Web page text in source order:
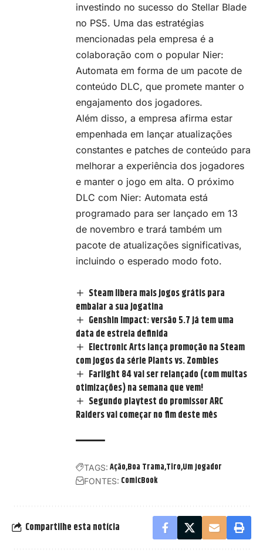
investindo no sucesso do Stellar Blade
no PS5. Uma das estratégias
mencionadas pela empresa é a
colaboração com o popular Nier:
Automata em forma de um pacote de
conteúdo DLC, que promete manter o
engajamento dos jogadores.
Além disso, a empresa afirma estar
empenhada em lançar atualizações
constantes e patches de conteúdo para
melhorar a experiência dos jogadores
e manter o jogo em alta. O próximo
DLC com Nier: Automata está
programado para ser lançado em 13
de novembro e trará também um
pacote de atualizações significativas,
incluindo o esperado modo foto.
Steam libera mais jogos grátis para
embalar a sua jogatina
Genshin Impact: versão 5.7 já tem uma
data de estreia definida
Electronic Arts lança promoção na Steam
com jogos da série Plants vs. Zombies
Farlight 84 vai ser relançado (com muitas
otimizações) na semana que vem!
Segundo playtest do promissor ARC
Raiders vai começar no fim deste mês
TAGS: Ação Boa Trama Tiro Um Jogador
FONTES: ComicBook
Compartilhe esta notícia